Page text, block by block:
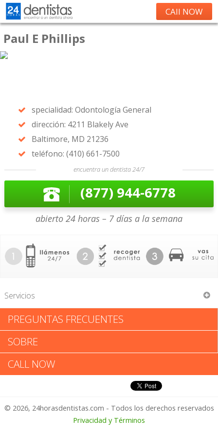
CAll NOW
Paul E Phillips
specialidad: Odontología General
dirección: 4211 Blakely Ave
Baltimore, MD 21236
teléfono: (410) 661-7500
encuentra un dentista 24/7
(877) 944-6778
abierto 24 horas – 7 días a la semana
Servicios
Paul E Phillips
Paul E Phillips: Califica tu
Experiencia
1 – No Feliz
PREGUNTAS FRECUENTES
SOBRE
CALL NOW
© 2026, 24horasdentistas.com - Todos los derechos reservados
Privacidad y Términos